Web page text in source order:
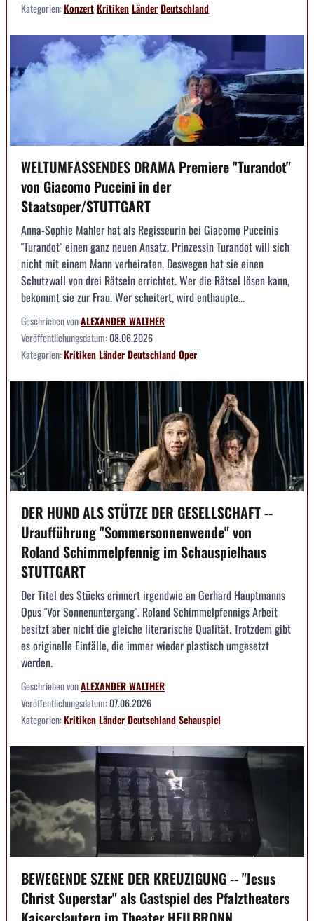
Kategorien:KonzertKritikenLänderDeutschland
WELTUMFASSENDES DRAMA Premiere "Turandot"
von Giacomo Puccini in der
Staatsoper/STUTTGART
Anna-Sophie Mahler hat als Regisseurin bei Giacomo Puccinis
"Turandot" einen ganz neuen Ansatz. Prinzessin Turandot will sich
nicht mit einem Mann verheiraten. Deswegen hat sie einen
Schutzwall von drei Rätseln errichtet. Wer die Rätsel lösen kann,
bekommt sie zur Frau. Wer scheitert, wird enthaupte...
Geschrieben vonALEXANDER WALTHER
Veröffentlichungsdatum:08.06.2026
Kategorien:KritikenLänderDeutschlandOper
DER HUND ALS STÜTZE DER GESELLSCHAFT --
Uraufführung "Sommersonnenwende" von
Roland Schimmelpfennig im Schauspielhaus
STUTTGART
Der Titel des Stücks erinnert irgendwie an Gerhard Hauptmanns
Opus "Vor Sonnenuntergang". Roland Schimmelpfennigs Arbeit
besitzt aber nicht die gleiche literarische Qualität. Trotzdem gibt
es originelle Einfälle, die immer wieder plastisch umgesetzt
werden.
Geschrieben vonALEXANDER WALTHER
Veröffentlichungsdatum:07.06.2026
Kategorien:KritikenLänderDeutschlandSchauspiel
BEWEGENDE SZENE DER KREUZIGUNG -- "Jesus
Christ Superstar" als Gastspiel des Pfalztheaters